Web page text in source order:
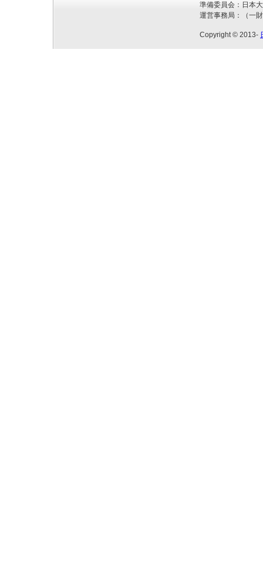
準備委員会：日本
運営事務局：（一
Copyright © 2013-